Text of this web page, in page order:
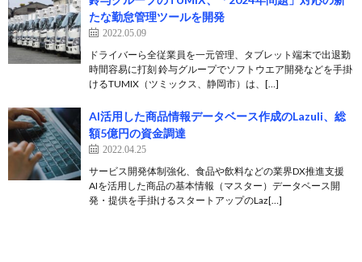
たな勤怠管理ツールを開発
2022.05.09
ドライバーら全従業員を一元管理、タブレット端末で出退勤
時間容易に打刻 鈴与グループでソフトウエア開発などを手掛
けるTUMIX（ツミックス、静岡市）は、[…]
AI活用した商品情報データベース作成のLazuli、総
額5億円の資金調達
2022.04.25
サービス開発体制強化、食品や飲料などの業界DX推進支援
AIを活用した商品の基本情報（マスター）データベース開
発・提供を手掛けるスタートアップのLaz[…]